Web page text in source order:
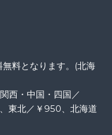
料となります。(北海
西・中国・四国／
東北／￥950、北海道